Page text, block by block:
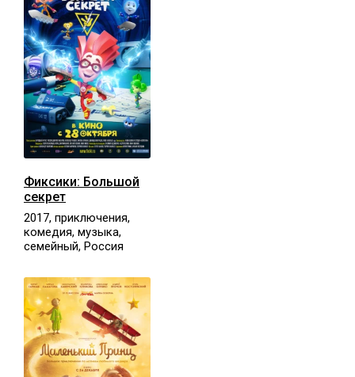
Фиксики: Большой
секрет
2017, приключения,
комедия, музыка,
семейный, Россия